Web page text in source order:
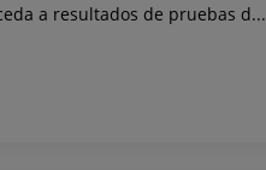
a resultados de pruebas d...